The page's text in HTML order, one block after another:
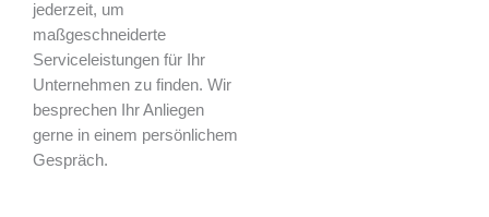
jederzeit, um
maßgeschneiderte
Serviceleistungen für Ihr
Unternehmen zu finden. Wir
besprechen Ihr Anliegen
gerne in einem persönlichem
Gespräch.